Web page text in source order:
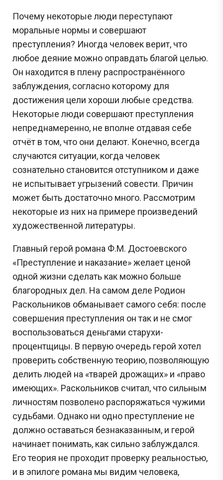
Почему некоторые люди переступают
моральные нормы и совершают
преступления? Иногда человек верит, что
любое деяние можно оправдать благой целью.
Он находится в плену распространённого
заблуждения, согласно которому для
достижения цели хороши любые средства.
Некоторые люди совершают преступления
непреднамеренно, не вполне отдавая себе
отчёт в том, что они делают. Конечно, всегда
случаются ситуации, когда человек
сознательно становится отступником и даже
не испытывает угрызений совести. Причин
может быть достаточно много. Рассмотрим
некоторые из них на примере произведений
художественной литературы.
Главный герой романа Ф.М. Достоевского
«Преступление и наказание» желает ценой
одной жизни сделать как можно больше
благородных дел. На самом деле Родион
Раскольников обманывает самого себя: после
совершения преступления он так и не смог
воспользоваться деньгами старухи-
процентщицы. В первую очередь герой хотел
проверить собственную теорию, позволяющую
делить людей на «тварей дрожащих» и «право
имеющих». Раскольников считал, что сильным
личностям позволено распоряжаться чужими
судьбами. Однако ни одно преступление не
должно оставаться безнаказанным, и герой
начинает понимать, как сильно заблуждался.
Его теория не проходит проверку реальностью,
и в эпилоге романа мы видим человека,